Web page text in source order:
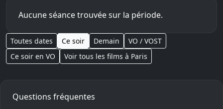
Aucune séance trouvée sur la période.
Toutes dates Ce soir Demain
VO / VOST
Ce soir en VO
Voir tous les films à Paris
Questions fréquentes